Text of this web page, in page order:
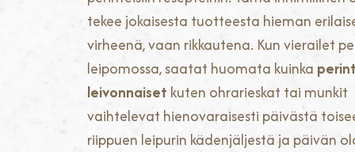
tekee jokaisesta tuotteesta hieman
virheenä, vaan rikkautena. Kun vierailet
leipomossa, saatat huomata kuinka
leivonnaiset kuten ohrarieskat tai munkit
vaihtelevat hienovaraisesti päivästä
riippuen leipurin kädenjäljestä ja päivän